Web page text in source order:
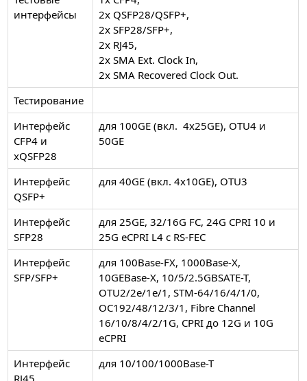
интерфейсы
2x QSFP28/QSFP+,
2x SFP28/SFP+,
2x RJ45,
2x SMA Ext. Clock In,
2x SMA Recovered Clock Out.
Тестирование
Интерфейс
CFP4 и
хQSFP28
для 100GE (вкл. 4x25GE), OTU4 и
50GE
Интерфейс
QSFP+
для 40GE (вкл. 4x10GE), OTU3
Интерфейс
SFP28
для 25GE, 32/16G FC, 24G CPRI 10 и
25G eCPRI L4 с RS-FEC
Интерфейс
SFP/SFP+
для 100Base-FX, 1000Base-X,
10GEBase-X, 10/5/2.5GBSATE-T,
OTU2/2e/1e/1, STM-64/16/4/1/0,
OC192/48/12/3/1, Fibre Channel
16/10/8/4/2/1G, CPRI до 12G и 10G
eCPRI
Интерфейс
RJ45
для 10/100/1000Base-T